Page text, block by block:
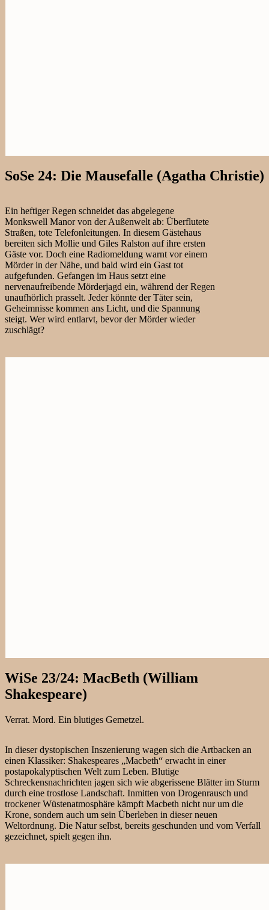
SoSe 24: Die Mausefalle (Agatha Christie)
Ein heftiger Regen schneidet das abgelegene
Monkswell Manor von der Außenwelt ab: Überflutete
Straßen, tote Telefonleitungen. In diesem Gästehaus
bereiten sich Mollie und Giles Ralston auf ihre ersten
Gäste vor. Doch eine Radiomeldung warnt vor einem
Mörder in der Nähe, und bald wird ein Gast tot
aufgefunden. Gefangen im Haus setzt eine
nervenaufreibende Mörderjagd ein, während der Regen
unaufhörlich prasselt. Jeder könnte der Täter sein,
Geheimnisse kommen ans Licht, und die Spannung
steigt. Wer wird entlarvt, bevor der Mörder wieder
zuschlägt?
WiSe 23/24: MacBeth (William
Shakespeare)
Verrat. Mord. Ein blutiges Gemetzel.
In dieser dystopischen Inszenierung wagen sich die Artbacken an
einen Klassiker: Shakespeares „Macbeth“ erwacht in einer
postapokalyptischen Welt zum Leben. Blutige
Schreckensnachrichten jagen sich wie abgerissene Blätter im Sturm
durch eine trostlose Landschaft. Inmitten von Drogenrausch und
trockener Wüstenatmosphäre kämpft Macbeth nicht nur um die
Krone, sondern auch um sein Überleben in dieser neuen
Weltordnung. Die Natur selbst, bereits geschunden und vom Verfall
gezeichnet, spielt gegen ihn.